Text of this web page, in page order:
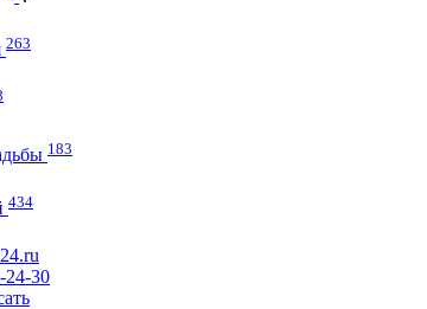
263
183
434
24-30